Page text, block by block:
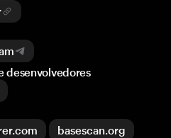
desenvolvedores
basescan.org